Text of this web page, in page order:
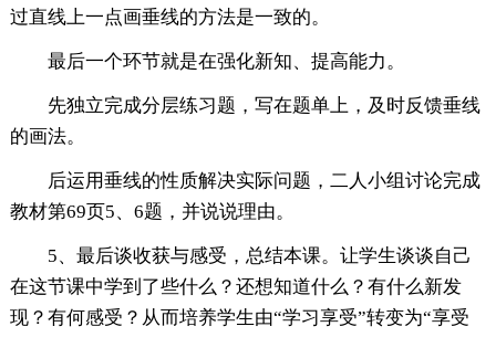
过直线上一点画垂线的方法是一致的。
最后一个环节就是在强化新知、提高能力。
先独立完成分层练习题，写在题单上，及时反馈垂线
的画法。
后运用垂线的性质解决实际问题，二人小组讨论完成
教材第69页5、6题，并说说理由。
5、最后谈收获与感受，总结本课。让学生谈谈自己
在这节课中学到了些什么？还想知道什么？有什么新发
现？有何感受？从而培养学生由“学习享受”转变为“享受